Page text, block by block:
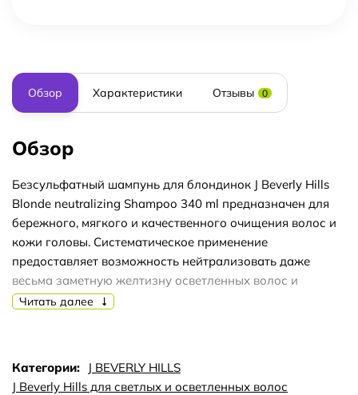
Обзор Характеристики Отзывы 0
Обзор
Безсульфатный шампунь для блондинок J Beverly Hills
Blonde neutralizing Shampoo 340 ml предназначен для
бережного, мягкого и качественного очищения волос и
кожи головы. Систематическое применение
предоставляет возможность нейтрализовать даже
весьма заметную желтизну осветленных волос и
поддержать природную красоту естественных белых.
растительные компоненты: мальвы для активного роста
Читать далее
Категории:
J BEVERLY HILLS
J Beverly Hills для светлых и осветленных волос